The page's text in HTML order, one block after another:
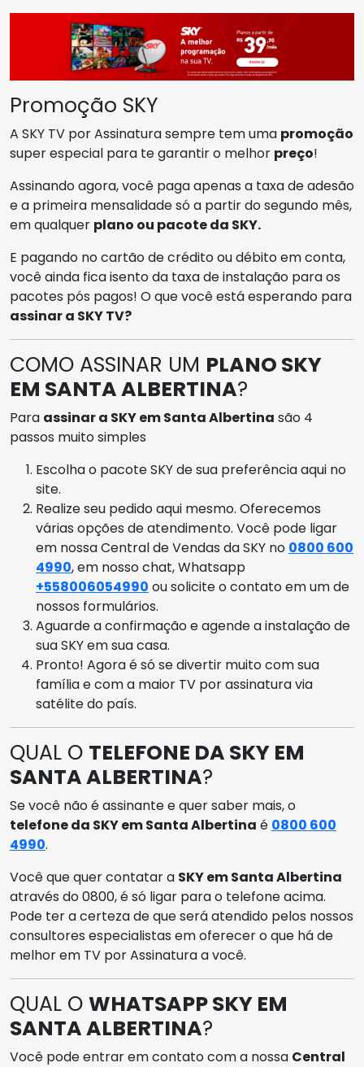
Promoção SKY
A SKY TV por Assinatura sempre tem uma promoção
super especial para te garantir o melhor preço!
Assinando agora, você paga apenas a taxa de adesão
e a primeira mensalidade só a partir do segundo mês,
em qualquer plano ou pacote da SKY.
E pagando no cartão de crédito ou débito em conta,
você ainda fica isento da taxa de instalação para os
pacotes pós pagos! O que você está esperando para
assinar a SKY TV?
COMO ASSINAR UM PLANO SKY
EM SANTA ALBERTINA?
Para assinar a SKY em Santa Albertina são 4
passos muito simples
Escolha o pacote SKY de sua preferência aqui no
site.
Realize seu pedido aqui mesmo. Oferecemos
várias opções de atendimento. Você pode ligar
em nossa Central de Vendas da SKY no 0800 600
4990, em nosso chat, Whatsapp
+558006054990 ou solicite o contato em um de
nossos formulários.
Aguarde a confirmação e agende a instalação de
sua SKY em sua casa.
Pronto! Agora é só se divertir muito com sua
família e com a maior TV por assinatura via
satélite do país.
QUAL O TELEFONE DA SKY EM
SANTA ALBERTINA?
Se você não é assinante e quer saber mais, o
telefone da SKY em Santa Albertina é 0800 600
4990.
Você que quer contatar a SKY em Santa Albertina
através do 0800, é só ligar para o telefone acima.
Pode ter a certeza de que será atendido pelos nossos
consultores especialistas em oferecer o que há de
melhor em TV por Assinatura a você.
QUAL O WHATSAPP SKY EM
SANTA ALBERTINA?
Você pode entrar em contato com a nossa Central